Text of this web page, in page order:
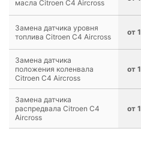
масла Citroen C4 Aircross
Замена датчика уровня
топлива Citroen C4 Aircross
от
Замена датчика
положения коленвала
Citroen C4 Aircross
от
Замена датчика
распредвала Citroen C4
Aircross
от